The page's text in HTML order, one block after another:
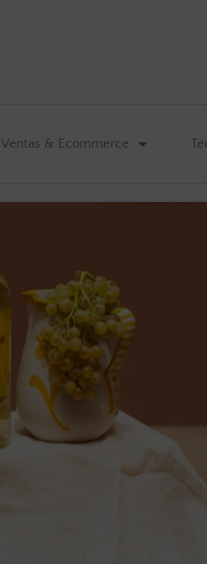
Ventas & Ecommerce